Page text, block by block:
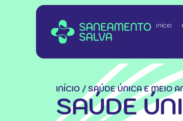
INÍCIO
INÍCIO / SAÚDE ÚNICA E MEIO
SAÚDE